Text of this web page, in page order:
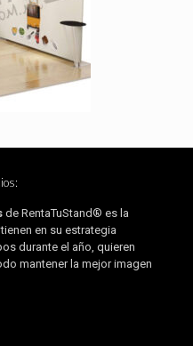
de RentaTuStand® es la
en su estrategia
durante el año, quieren
mantener la mejor imagen